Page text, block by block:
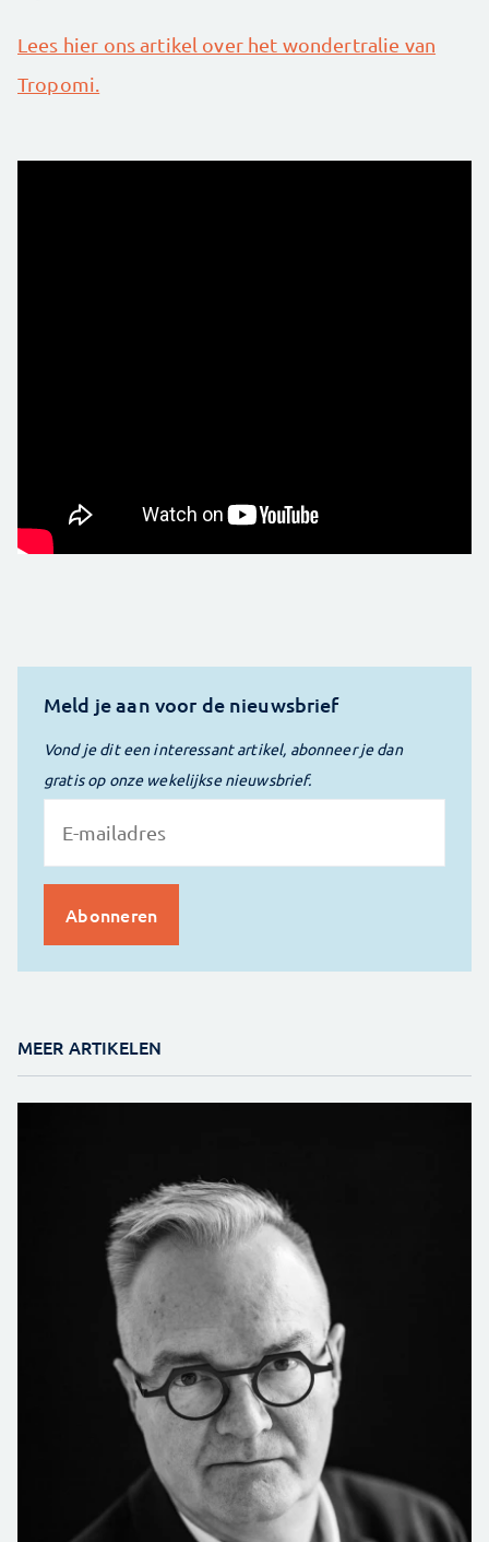
Lees hier ons artikel over het wondertralie van
Tropomi.
Meld je aan voor de nieuwsbrief
Vond je dit een interessant artikel, abonneer je dan
gratis op onze wekelijkse nieuwsbrief.
MEER ARTIKELEN